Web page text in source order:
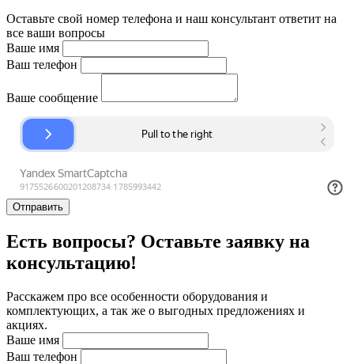
Оставьте свой номер телефона и наш консультант ответит на
все ваши вопросы
Ваше имя
Ваш телефон
Ваше сообщение
Отправить
Есть вопросы? Оставьте заявку на
консультацию!
Расскажем про все особенности оборудования и
комплектующих, а так же о выгодных предложениях и
акциях.
Ваше имя
Ваш телефон